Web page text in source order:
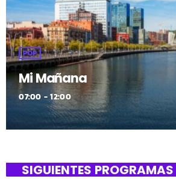
POP
Mi Mañana
07:00 - 12:00
SIGUIENTES PROGRAMAS